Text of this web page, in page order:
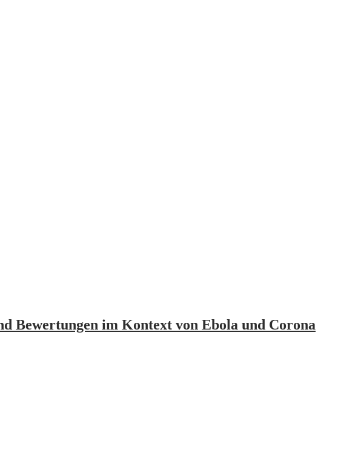
Bewertungen im Kontext von Ebola und Corona